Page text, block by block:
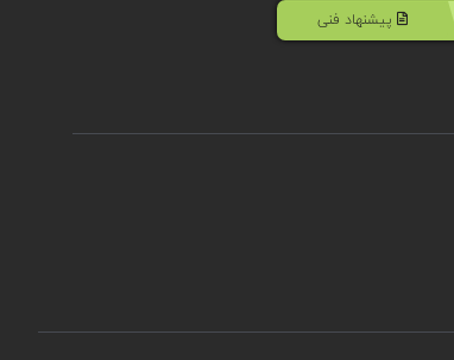
پیشنهاد فنی